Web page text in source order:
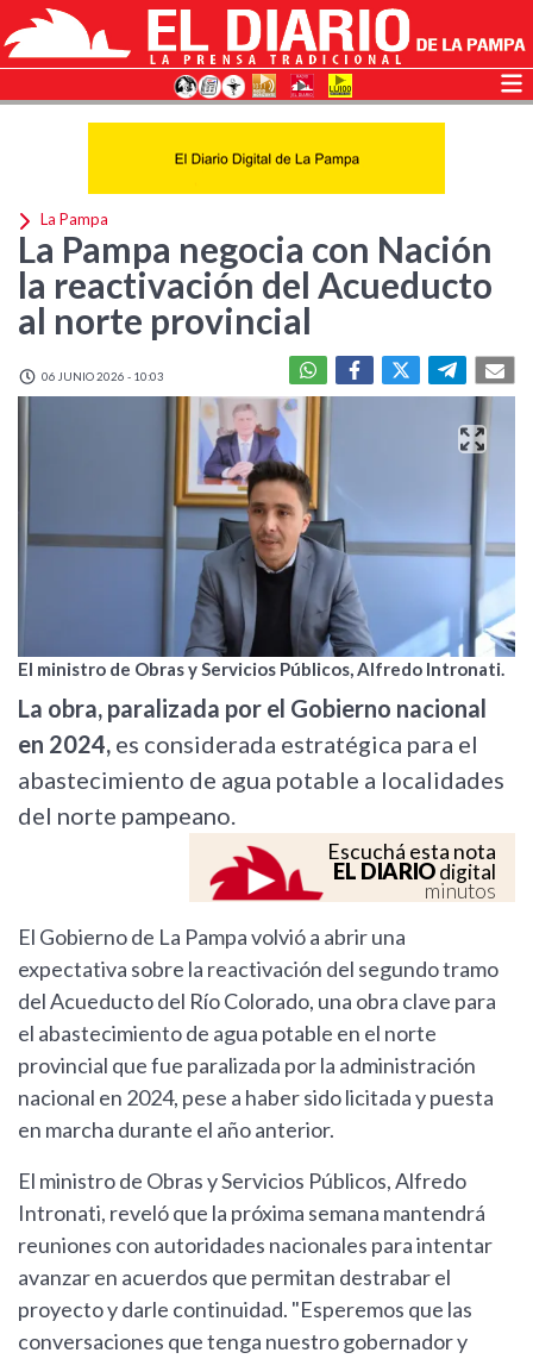
La Pampa
La Pampa negocia con Nación
la reactivación del Acueducto
al norte provincial
06 JUNIO 2026 - 10:03
El ministro de Obras y Servicios Públicos, Alfredo Intronati.
La obra, paralizada por el Gobierno nacional
en 2024, es considerada estratégica para el
abastecimiento de agua potable a localidades
del norte pampeano.
Escuchá esta nota
EL DIARIOdigital
minutos
El Gobierno de La Pampa volvió a abrir una
expectativa sobre la reactivación del segundo tramo
del Acueducto del Río Colorado, una obra clave para
el abastecimiento de agua potable en el norte
provincial que fue paralizada por la administración
nacional en 2024, pese a haber sido licitada y puesta
en marcha durante el año anterior.
El ministro de Obras y Servicios Públicos, Alfredo
Intronati, reveló que la próxima semana mantendrá
reuniones con autoridades nacionales para intentar
avanzar en acuerdos que permitan destrabar el
proyecto y darle continuidad. "Esperemos que las
conversaciones que tenga nuestro gobernador y